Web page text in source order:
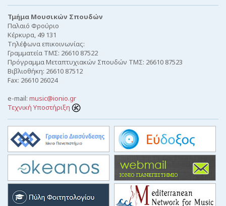
Τμήμα Μουσικών Σπουδών
Παλαιό Φρούριο
Κέρκυρα, 49 131
Τηλέφωνα επικοινωνίας:
Γραμματεία ΤΜΣ: 26610 87522
Πρόγραμμα Μεταπτυχιακών Σπουδών ΤΜΣ: 26610 87523
Βιβλιοθήκη: 26610 87512
Fax: 26610 26024
e-mail: music@ionio.gr
Τεχνική Υποστήριξη